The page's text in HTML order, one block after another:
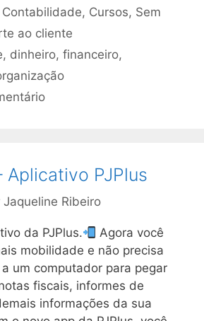
Contabilidade, Cursos, Sem
ao cliente
, dinheiro,financeiro,
Aplicativo PJPlus
Jaqueline Ribeiro
da PJPlus.
Agora você
mobilidade e não precisa
um computador para pegar
fiscais, informes de
informações da sua